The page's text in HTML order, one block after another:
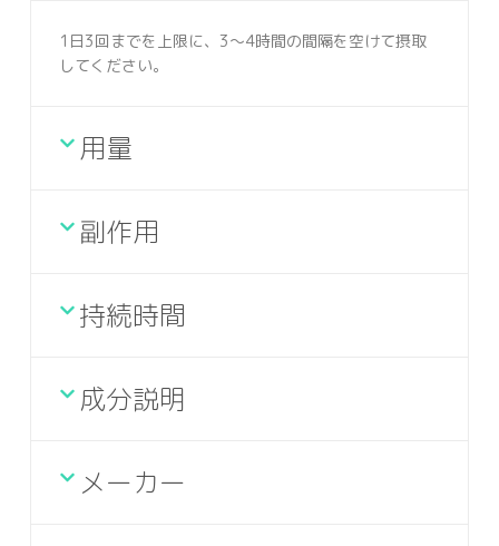
1日3回までを上限に、3～4時間の間隔を空けて摂取
してください。
用量
副作用
持続時間
成分説明
メーカー